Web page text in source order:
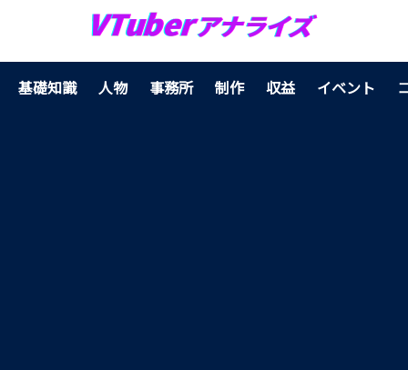
基礎知識 人物 事務所 制作 収益 イベント